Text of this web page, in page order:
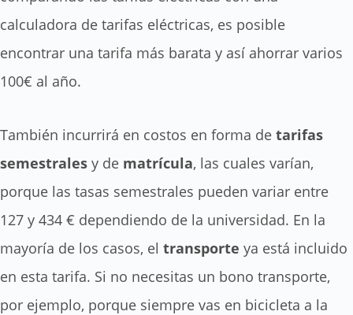
calculadora de tarifas eléctricas, es posible
encontrar una tarifa más barata y así ahorrar varios
100€ al año.
También incurrirá en costos en forma de tarifas
semestrales y de matrícula, las cuales varían,
porque las tasas semestrales pueden variar entre
127 y 434 € dependiendo de la universidad. En la
mayoría de los casos, el transporte ya está incluido
en esta tarifa. Si no necesitas un bono transporte,
por ejemplo, porque siempre vas en bicicleta a la